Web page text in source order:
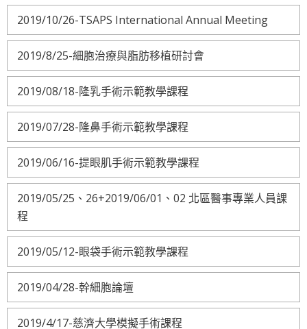
2019/10/26-TSAPS International Annual Meeting
2019/8/25-細胞治療與脂肪移植研討會
2019/08/18-隆乳手術示範教學課程
2019/07/28-隆鼻手術示範教學課程
2019/06/16-提眼肌手術示範教學課程
2019/05/25、26+2019/06/01、02 北區醫事專業人員課
程
2019/05/12-眼袋手術示範教學課程
2019/04/28-幹細胞論壇
2019/4/17-慈濟大學模擬手術課程